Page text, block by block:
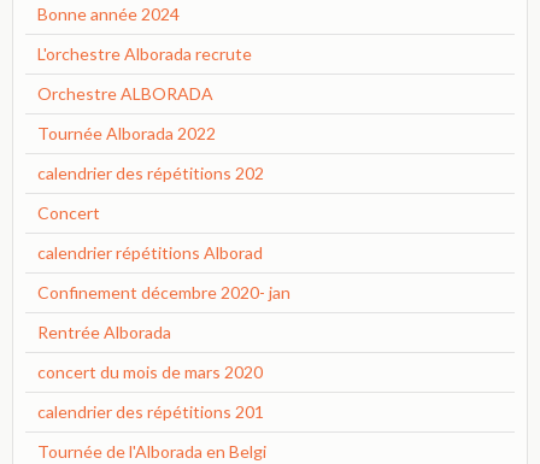
Bonne année 2024
L'orchestre Alborada recrute
Orchestre ALBORADA
Tournée Alborada 2022
calendrier des répétitions 202
Concert
calendrier répétitions Alborad
Confinement décembre 2020- jan
Rentrée Alborada
concert du mois de mars 2020
calendrier des répétitions 201
Tournée de l'Alborada en Belgi